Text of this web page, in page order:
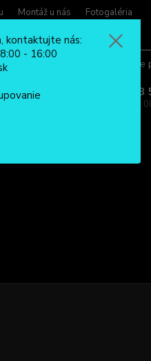
Montáž u nás
Fotogaléria
Potrebujete
0904 963
Po - Pia:
kontaktujte nás:
- 16:00